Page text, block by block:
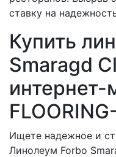
ставку на
Купить
Smaragd
интернет-
Ищете надежное и
Линолеум Forbo